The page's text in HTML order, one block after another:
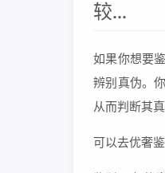
较...
如果你想要
辨别真伪。
从而判断其
可以去优奢